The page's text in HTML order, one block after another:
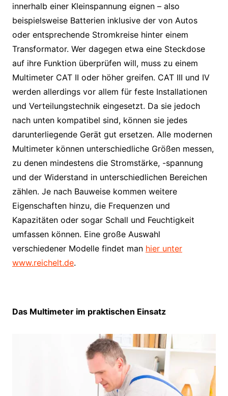
innerhalb einer Kleinspannung eignen – also
beispielsweise Batterien inklusive der von Autos
oder entsprechende Stromkreise hinter einem
Transformator. Wer dagegen etwa eine Steckdose
auf ihre Funktion überprüfen will, muss zu einem
Multimeter CAT II oder höher greifen. CAT III und IV
werden allerdings vor allem für feste Installationen
und Verteilungstechnik eingesetzt. Da sie jedoch
nach unten kompatibel sind, können sie jedes
darunterliegende Gerät gut ersetzen. Alle modernen
Multimeter können unterschiedliche Größen messen,
zu denen mindestens die Stromstärke, -spannung
und der Widerstand in unterschiedlichen Bereichen
zählen. Je nach Bauweise kommen weitere
Eigenschaften hinzu, die Frequenzen und
Kapazitäten oder sogar Schall und Feuchtigkeit
umfassen können. Eine große Auswahl
verschiedener Modelle findet man hier unter
www.reichelt.de.
Das Multimeter im praktischen Einsatz